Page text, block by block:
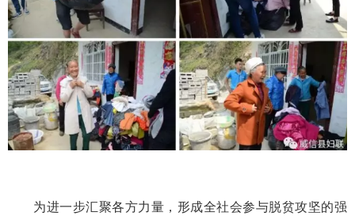
为进一步汇聚各方力量，形成全社会参与脱贫攻坚的强